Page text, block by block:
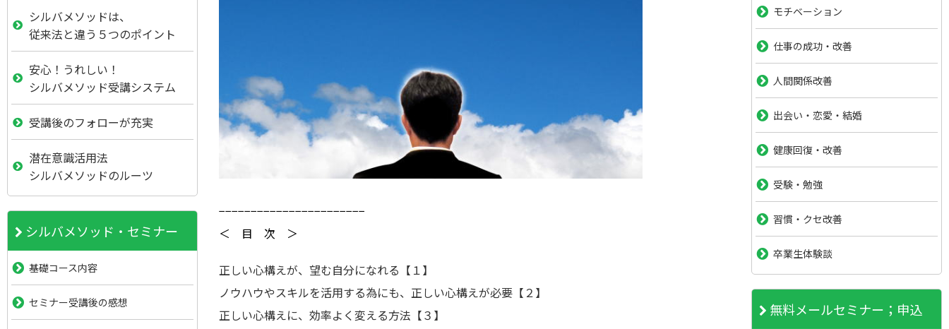
−−−−−−−−−−−−−−−−−−−−−−−
＜ 目 次 ＞
正しい心構えが、望む自分になれる【１】
ノウハウやスキルを活用する為にも、正しい心構えが必要【２】
正しい心構えに、効率よく変える方法【３】
シルバメソッドは、
従来法と違う５つのポイント
安心！うれしい！
シルバメソッド受講システム
受講後のフォローが充実
潜在意識活用法
シルバメソッドのルーツ
シルバメソッド・セミナー
基礎コース内容
セミナー受講後の感想
モチベーション
仕事の成功・改善
人間関係改善
出会い・恋愛・結婚
健康回復・改善
受験・勉強
習慣・クセ改善
卒業生体験談
無料メールセミナー；申込